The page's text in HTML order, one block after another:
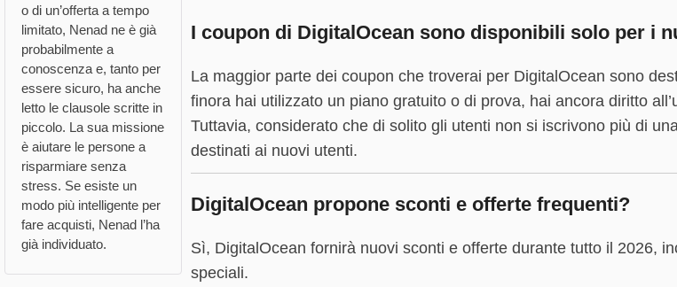
o di un’offerta a tempo
limitato, Nenad ne è già
probabilmente a
conoscenza e, tanto per
essere sicuro, ha anche
letto le clausole scritte in
piccolo. La sua missione
è aiutare le persone a
risparmiare senza
stress. Se esiste un
modo più intelligente per
fare acquisti, Nenad l’ha
già individuato.
I coupon di DigitalOcean sono disponibili solo per i
La maggior parte dei coupon che troverai per DigitalOcean sono
finora hai utilizzato un piano gratuito o di prova, hai ancora diritto
Tuttavia, considerato che di solito gli utenti non si iscrivono più di
destinati ai nuovi utenti.
DigitalOcean propone sconti e offerte frequenti?
Sì, DigitalOcean fornirà nuovi sconti e offerte durante tutto il 2026,
speciali.